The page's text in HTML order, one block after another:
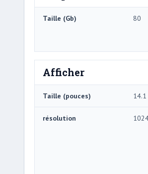
Taille (Gb) 80
Afficher
Taille (pouces) 14.1
résolution